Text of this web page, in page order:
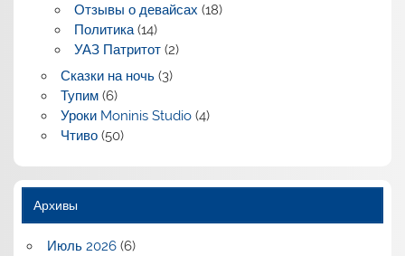
Отзывы о девайсах (18)
Политика(14)
УАЗ Патритот(2)
Сказки на ночь(3)
Тупим(6)
Уроки Moninis Studio(4)
Чтиво(50)
Архивы
Июль 2026(6)